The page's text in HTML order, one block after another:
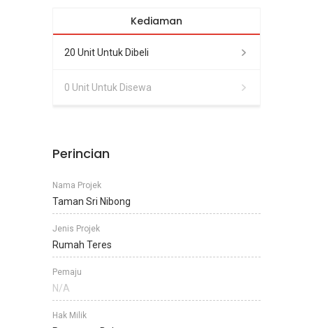
Kediaman
20 Unit Untuk Dibeli
0 Unit Untuk Disewa
Perincian
Nama Projek
Taman Sri Nibong
Jenis Projek
Rumah Teres
Pemaju
N/A
Hak Milik